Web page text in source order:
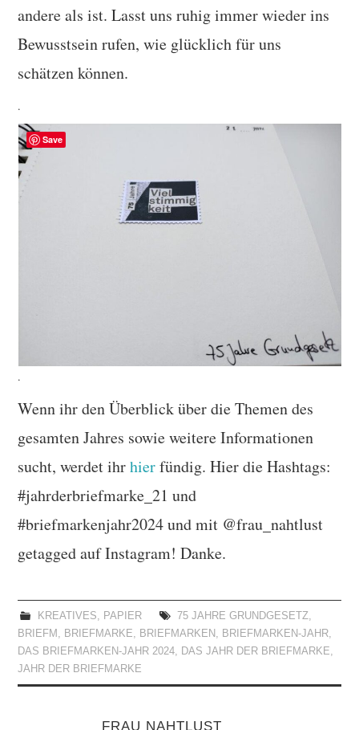
andere als ist. Lasst uns ruhig immer wieder ins
Bewusstsein rufen, wie glücklich für uns
schätzen können.
.
.
Wenn ihr den Überblick über die Themen des
gesamten Jahres sowie weitere Informationen
sucht, werdet ihrhierfündig. Hier die Hashtags:
#jahrderbriefmarke_21 und
#briefmarkenjahr2024 und mit @frau_nahtlust
getagged auf Instagram! Danke.
KREATIVES, PAPIER 75 JAHRE GRUNDGESETZ,
BRIEFM , BRIEFMARKE, BRIEFMARKEN , BRIEFMARKEN-JAHR,
DAS BRIEFMARKEN-JAHR 2024, DAS JAHR DER BRIEFMARKE,
JAHR DER BRIEFMARKE
FRAU NAHTLUST
Save